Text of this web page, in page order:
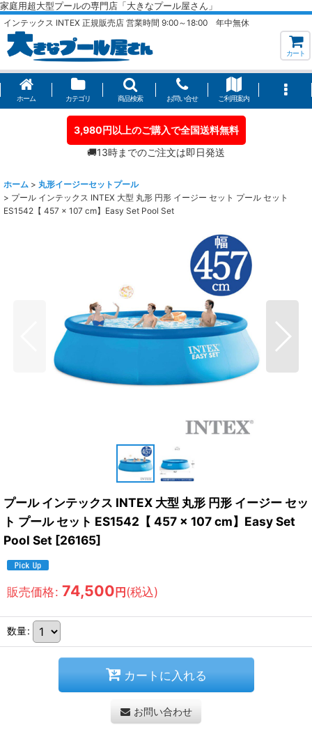
家庭用超大型プールの専門店「大きなプール屋さん」
インテックス INTEX 正規販売店 営業時間 9:00～18:00 年中無休
カート
ホーム カテゴリ 商品検索 お問い合せ ご利用案内
3,980円以上のご購入で全国送料無料
🚚13時までのご注文は即日発送
ホーム > 丸形イージーセットプール
> プール インテックス INTEX 大型 丸形 円形 イージー セット プール セット
ES1542【 457 × 107 cm】Easy Set Pool Set
プール インテックス INTEX 大型 丸形 円形 イージー セッ
ト プール セット ES1542【 457 × 107 cm】Easy Set
Pool Set [26165]
販売価格: 74,500 円 (税込)
数量:
カートに入れる
お問い合わせ